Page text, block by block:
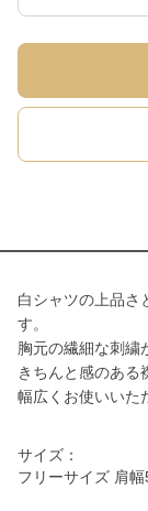
白シャツの上品さ
す。
胸元の繊細な刺繍
きちんと感のある
幅広くお使いいた
サイズ：
フリーサイズ 肩